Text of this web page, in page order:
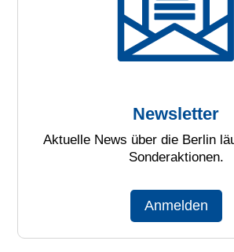
Newsletter
Aktuelle News über die Berlin
Sonderaktionen.
Anmelden